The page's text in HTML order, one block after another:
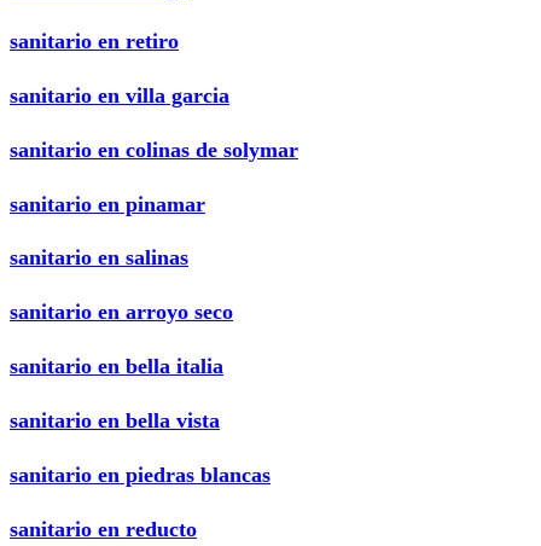
sanitario en retiro
sanitario en villa garcia
sanitario en colinas de solymar
sanitario en pinamar
sanitario en salinas
sanitario en arroyo seco
sanitario en bella italia
sanitario en bella vista
sanitario en piedras blancas
sanitario en reducto